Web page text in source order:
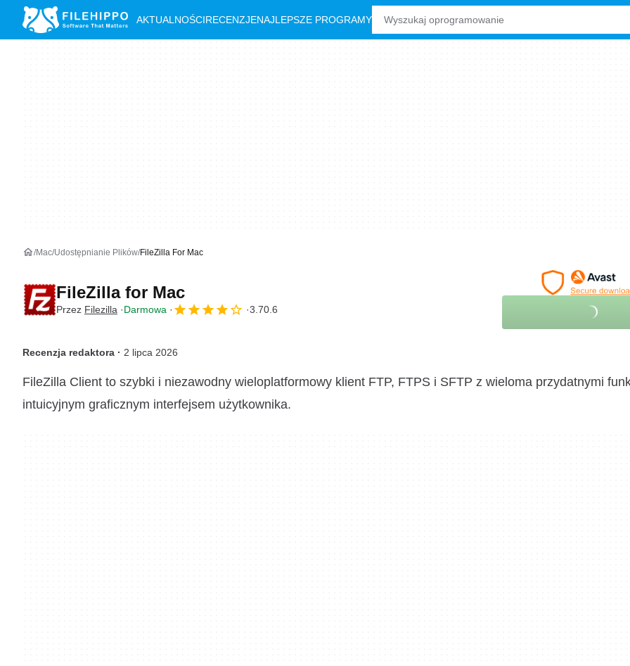
AKTUALNOŚCIRECENZJENAJLEPSZE PROGRAMY
Mac Udostępnianie Plików FileZilla For Mac
FileZilla for Mac
Przez Filezilla Darmowa 3.70.6
Recenzja redaktora · 2 lipca 2026
FileZilla Client to szybki i niezawodny wieloplatformowy klient FTP, FTPS i SFTP z wieloma przydatnymi
intuicyjnym graficznym interfejsem użytkownika.